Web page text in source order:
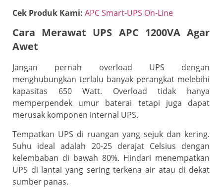
Cek Produk Kami: APC Smart-UPS On-Line
Cara Merawat UPS APC 1200VA Agar
Awet
Jangan pernah overload UPS dengan
menghubungkan terlalu banyak perangkat melebihi
kapasitas 650 Watt. Overload tidak hanya
memperpendek umur baterai tetapi juga dapat
merusak komponen internal UPS.
Tempatkan UPS di ruangan yang sejuk dan kering.
Suhu ideal adalah 20-25 derajat Celsius dengan
kelembaban di bawah 80%. Hindari menempatkan
UPS di lantai yang sering terkena air atau di dekat
sumber panas.